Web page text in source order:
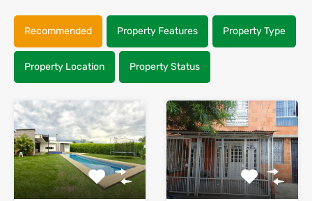
Recommended Property Features Property Type
Property Location Property Status